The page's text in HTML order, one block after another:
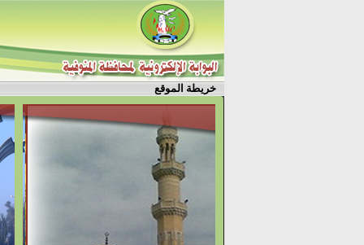
خريطة الموقع